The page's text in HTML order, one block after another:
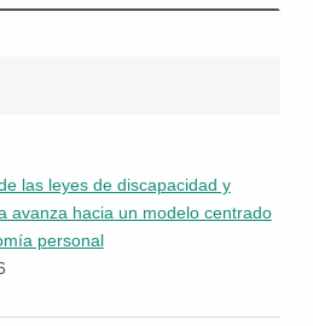
las leyes de discapacidad y
avanza hacia un modelo centrado
personal